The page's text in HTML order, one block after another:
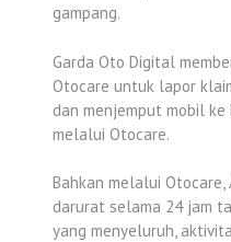
gampang.
Garda Oto Digital
Otocare untuk lapor
dan menjemput mobil
melalui Otocare.
Bahkan melalui
darurat selama 24 jam
yang menyeluruh,